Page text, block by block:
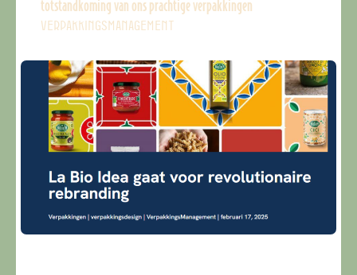
totstandkoming van ons prachtige verpakkingen
VERPAKKINGSMANAGEMENT